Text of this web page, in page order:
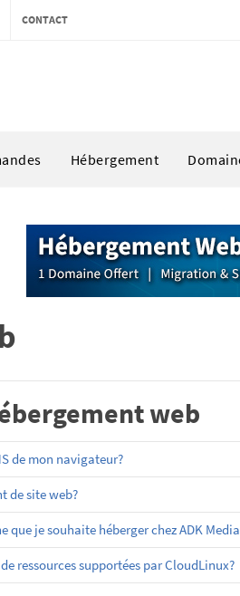
CONTACT
Hébergement
web
de mon navigateur?
de site web?
que je souhaite héberger chez ADK Media
ressources supportées par CloudLinux?